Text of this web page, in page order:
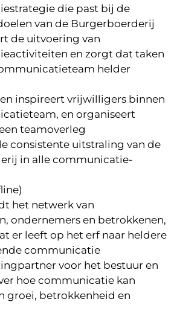
die past bij de
van de Burgerboerderij
de uitvoering van
en zorgt dat taken
helder
inspireert vrijwilligers binnen
en organiseert
teamoverleg
consistente uitstraling van de
in alle communicatie-
het netwerk van
ondernemers en betrokkenen,
er leeft op het erf naar heldere
communicatie
voor het bestuur en
hoe communicatie kan
groei, betrokkenheid en